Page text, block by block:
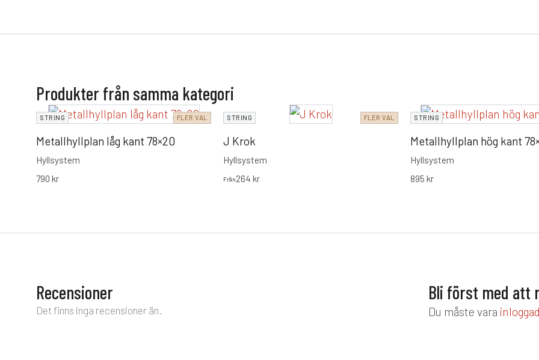
Produkter från samma kategori
STRING FLER VAL
Metallhyllplan låg kant 78×20
Hyllsystem
790 kr
STRING FLER VAL
J Krok
Hyllsystem
Från264 kr
STRING
Metallhyllplan hög kant
Hyllsystem
895 kr
Recensioner
Det finns inga recensioner än.
Bli först med att
Du måste vara